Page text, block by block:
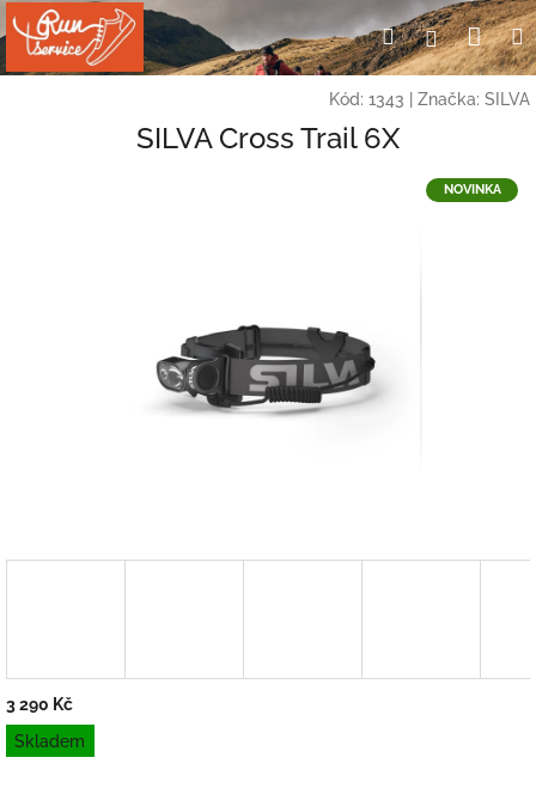
na
obsah
HledatPřihlášení
Kód: 1343 Značka: SILVA
SILVA Cross Trail 6X
NOVINKA
3 290 Kč
Měrná
cena:
Skladem